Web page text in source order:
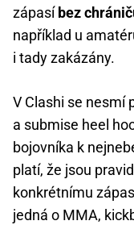
zápasí bez
například u
i tady zakázány.
V Clashi se nesmí
a submise heel
bojovníka k
platí, že jsou
konkrétnímu
jedná o MMA,